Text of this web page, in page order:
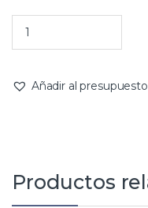
Añadir al presupuesto
Productos